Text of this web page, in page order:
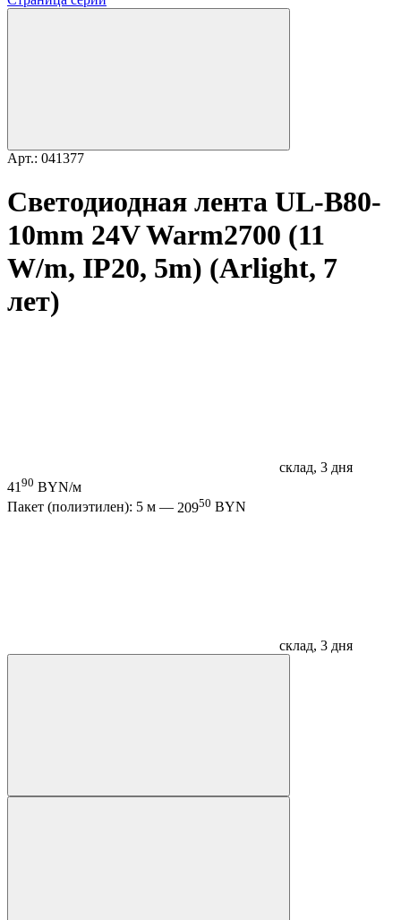
Арт.: 041377
Светодиодная лента UL-B80-
10mm 24V Warm2700 (11
W/m, IP20, 5m) (Arlight, 7
лет)
склад, 3 дня
41 90 BYN/м
Пакет (полиэтилен): 5 м — 20950 BYN
склад, 3 дня